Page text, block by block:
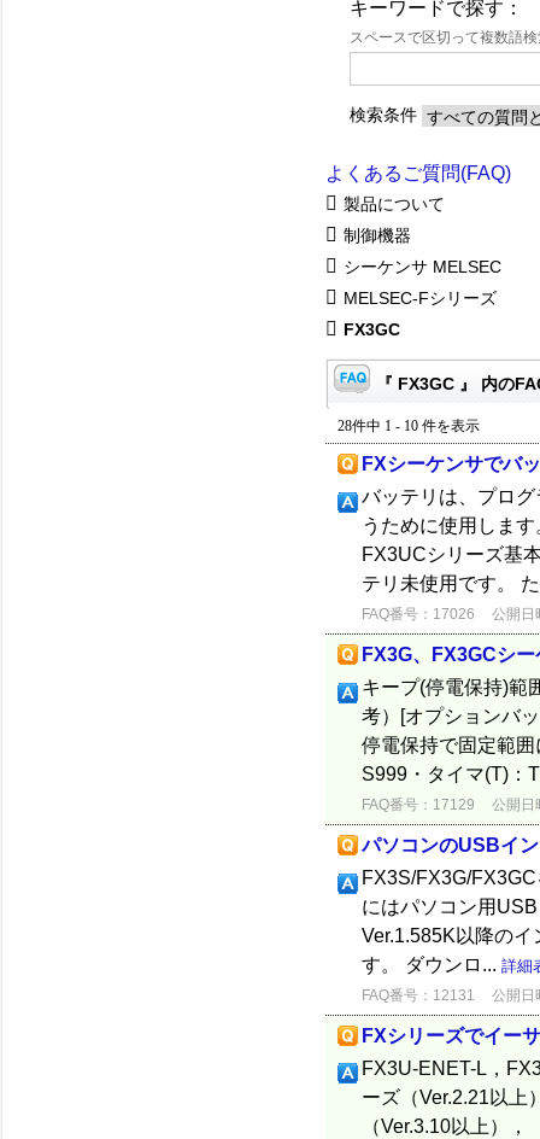
キーワードで探す：
スペースで区切って複数語
検索条件
よくあるご質問(FAQ)
製品について
制御機器
シーケンサ MELSEC
MELSEC-Fシリーズ
FX3GC
『 FX3GC 』 内の
28件中 1 - 10 件を表示
FXシーケンサでバ
バッテリは、プロ
うために使用しま
FX3UCシリーズ基
テリ未使用です。
FAQ番号：17026 公開日
FX3G、FX3GCシ
キープ(停電保持)範
考）[オプションバ
停電保持で固定範
S999・タイマ(T)：
FAQ番号：17129 公開日
パソコンのUSBイ
FX3S/FX3G/
にはパソコン用
Ver.1.585K以降の
す。 ダウンロ... 詳細
FAQ番号：12131 公開日
FXシリーズでイー
FX3U-ENET-L，
ーズ（Ver.2.21以
（Ver.3.10以上）